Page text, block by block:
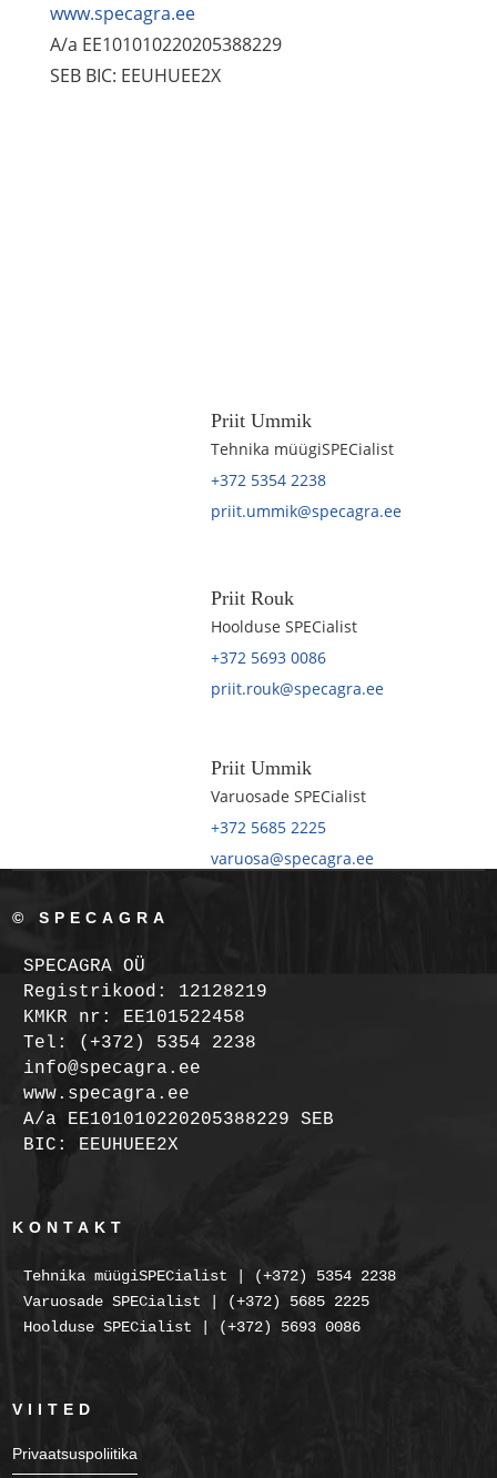
www.specagra.ee
A/a EE101010220205388229
SEB BIC: EEUHUEE2X
Priit Ummik
Tehnika müügiSPECialist
+372 5354 2238
priit.ummik@specagra.ee
Priit Rouk
Hoolduse SPECialist
+372 5693 0086
priit.rouk@specagra.ee
Priit Ummik
Varuosade SPECialist
+372 5685 2225
varuosa@specagra.ee
© SPECAGRA
SPECAGRA OÜ
Registrikood: 12128219
KMKR nr: EE101522458
Tel: (+372) 5354 2238
info@specagra.ee
www.specagra.ee
A/a EE101010220205388229 SEB
BIC: EEUHUEE2X
KONTAKT
Tehnika müügiSPECialist | (+372) 5354 2238
Varuosade SPECialist | (+372) 5685 2225
Hoolduse SPECialist | (+372) 5693 0086
VIITED
Privaatsuspoliitika